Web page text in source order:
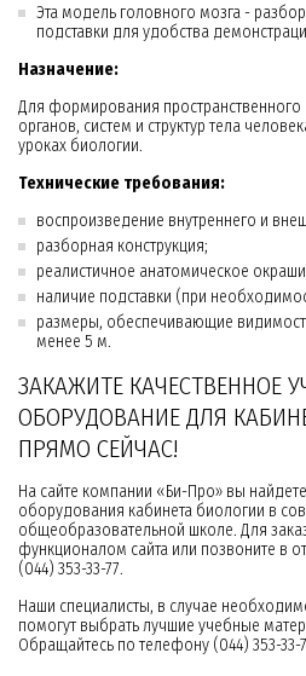
Эта модель головного мозга -
подставки для удобства
Назначение:
Для формирования пространственного
органов, систем и структур тела
уроках биологии.
Технические требования:
воспроизведение внутреннего и
разборная конструкция;
реалистичное анатомическое
наличие подставки (при
размеры, обеспечивающие
менее 5 м.
ЗАКАЖИТЕ КАЧЕСТВЕННОЕ
ОБОРУДОВАНИЕ ДЛЯ
ПРЯМО СЕЙЧАС!
На сайте компании «Би-Про» вы
оборудования кабинета биологии в
общеобразовательной школе. Для
функционалом сайта или позвоните в
(044) 353-33-77.
Наши специалисты, в случае
помогут выбрать лучшие учебные
Обращайтесь по телефону (044) 353-33-